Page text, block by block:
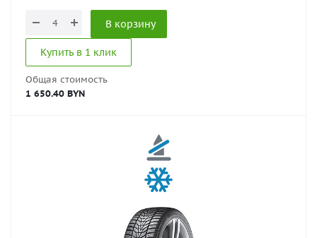
В корзину
Купить в 1 клик
Общая стоимость
1 650.40 BYN